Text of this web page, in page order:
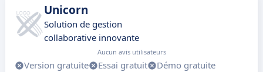
Unicorn
Solution de gestion
collaborative innovante
Aucun avis utilisateurs
Version gratuite Essai gratuit
Démo gratuite